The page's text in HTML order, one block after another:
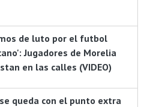
de luto por el futbol
Jugadores de Morelia
en las calles (VIDEO)
se queda con el punto extra